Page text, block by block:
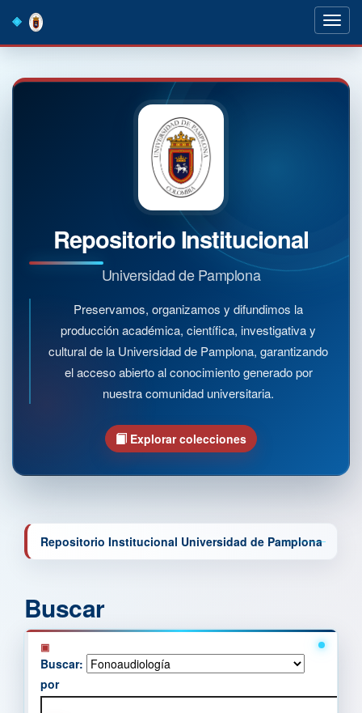
navigation
Repositorio Institucional
Universidad de Pamplona
Preservamos, organizamos y difundimos la
producción académica, científica, investigativa y
cultural de la Universidad de Pamplona, garantizando
el acceso abierto al conocimiento generado por
nuestra comunidad universitaria.
Explorar colecciones
Repositorio Institucional Universidad de Pamplona
Buscar
Buscar:
por